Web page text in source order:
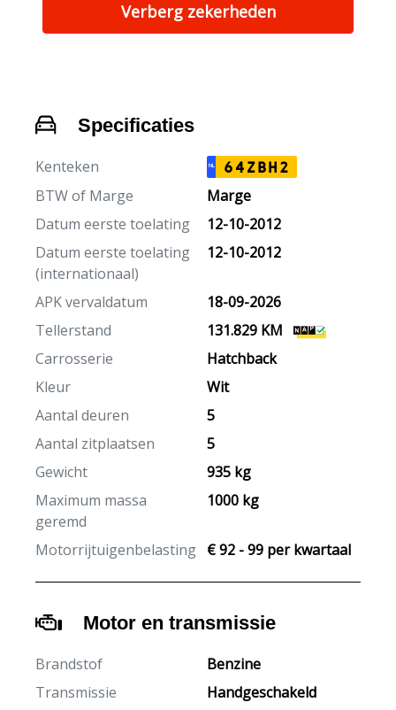
Verberg zekerheden
Specificaties
Kenteken NL 64ZBH2
BTW of Marge
Marge
Datum eerste toelating
12-10-2012
Datum eerste toelating
(internationaal)
12-10-2012
APK vervaldatum
18-09-2026
Tellerstand
131.829 KM
Carrosserie
Hatchback
Kleur
Wit
Aantal deuren
5
Aantal zitplaatsen
5
Gewicht
935 kg
Maximum massa
geremd
1000 kg
Motorrijtuigenbelasting € 92 - 99 per kwartaal
Motor en transmissie
Brandstof
Benzine
Transmissie
Handgeschakeld